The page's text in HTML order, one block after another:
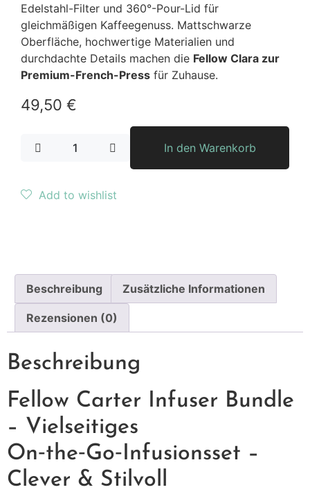
Edelstahl-Filter und 360°-Pour-Lid für
gleichmäßigen Kaffeegenuss. Mattschwarze
Oberfläche, hochwertige Materialien und
durchdachte Details machen die Fellow Clara zur
Premium-French-Press für Zuhause.
49,50 €
In den Warenkorb
Add to wishlist
Beschreibung Zusätzliche Informationen
Rezensionen (0)
Beschreibung
Fellow Carter Infuser Bundle
– Vielseitiges
On‑the‑Go‑Infusionsset –
Clever & Stilvoll